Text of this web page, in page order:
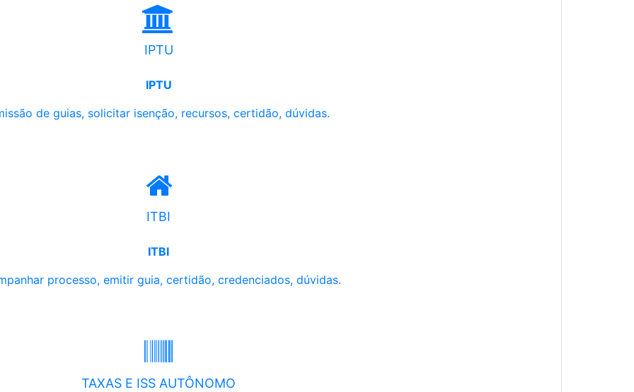
IPTU
IPTU
de guias, solicitar isenção, recursos, certidão, dúvidas.
ITBI
ITBI
processo, emitir guia, certidão, credenciados, dúvidas.
TAXAS E ISS AUTÔNOMO